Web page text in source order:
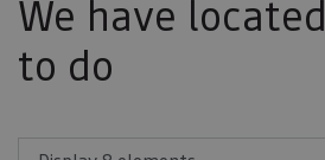
We have located
to do